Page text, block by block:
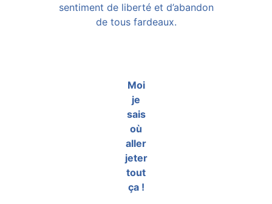
sentiment de liberté et d’abandon
de tous fardeaux.
Moi
je
sais
où
aller
jeter
tout
ça !